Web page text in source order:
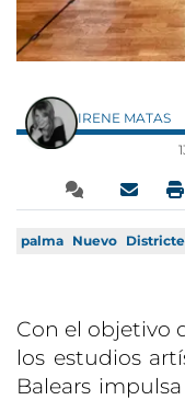
IRENE MATAS
palma Nuevo
Con el objetivo
los estudios
Balears